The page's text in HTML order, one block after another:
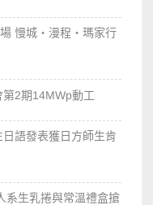
慢城・漫程・瑪家行
2期14MWp動工
語發表獲日方師生肯
系生乳捲與常溫禮盒搶